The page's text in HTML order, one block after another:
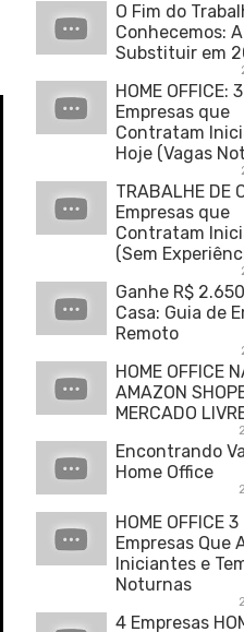
O Fim do
Conhecemos:
Substituir em
HOME OFFICE: 3
Empresas que
Contratam
Hoje (Vagas
TRABALHE DE
Empresas que
Contratam
(Sem
Ganhe R$
Casa: Guia de
Remoto
HOME OFFICE
AMAZON
MERCADO
Encontrando
Home Office
HOME OFFICE 3
Empresas Que
Iniciantes e
Noturnas
4 Empresas